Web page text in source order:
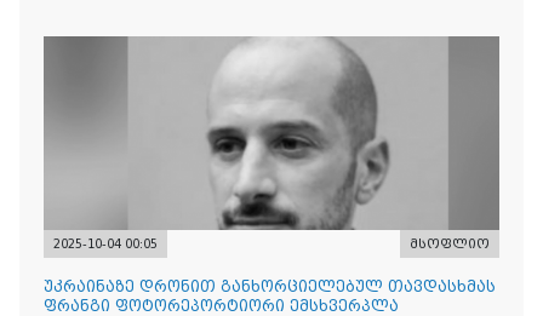
2025-10-04 00:05 მსოფლიო
უკრაინაზე დრონით განხორციელებულ თავდასხმას
ფრანგი ფოტორეპორტიორი ემსხვერპლა